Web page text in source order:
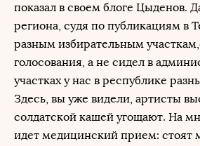
показал в своем блоге Цыденов.
региона, судя по публикациям в
разным избирательным
голосования, а не сидел в
участках у нас в республике
Здесь, вы уже видели, артисты
солдатской кашей угощают. На
идет медицинский прием: